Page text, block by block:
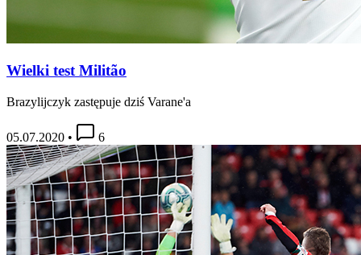
Wielki test Militão
Brazylijczyk zastępuje dziś Varane'a
05.07.2020 • 6